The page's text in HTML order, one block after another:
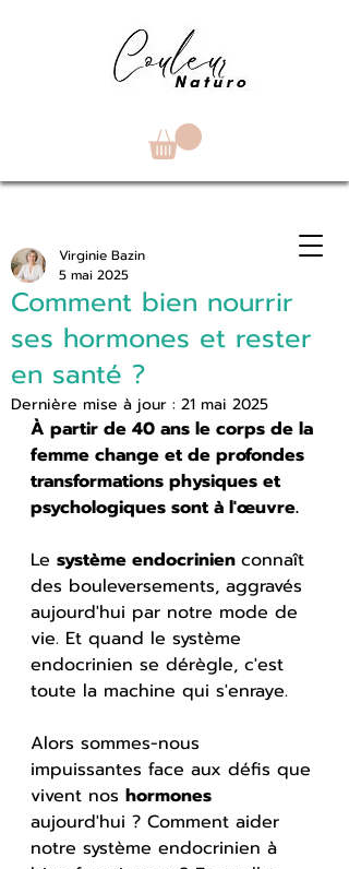
Comment bien nourrir
ses hormones et rester
en santé ?
Virginie Bazin
5 mai 2025
Dernière mise à jour : 21 mai 2025
À partir de 40 ans le corps de la
femme change et de profondes
transformations physiques et
psychologiques sont à l'œuvre.
Le système endocrinien connaît
des bouleversements, aggravés
aujourd'hui par notre mode de
vie. Et quand le système
endocrinien se dérègle, c'est
toute la machine qui s'enraye.
Alors sommes-nous
impuissantes face aux défis que
vivent nos hormones
aujourd'hui ? Comment aider
notre système endocrinien à